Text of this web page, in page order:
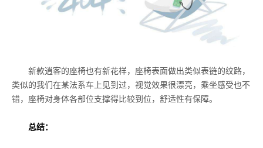
新款逍客的座椅也有新花样，座椅表面做出类似表链的纹路，
类似的我们在某法系车上见到过，视觉效果很漂亮，乘坐感受也不
错，座椅对身体各部位支撑得比较到位，舒适性有保障。
总结：